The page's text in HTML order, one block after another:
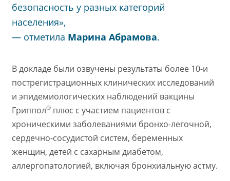
безопасность у разных категорий
населения»,
— отметила Марина Абрамова.
В докладе были озвучены результаты более 10-и
пострегистрационных клинических исследований
и эпидемиологических наблюдений вакцины
Гриппол®плюс с участием пациентов с
хроническими заболеваниями бронхо-легочной,
сердечно-сосудистой систем, беременных
женщин, детей с сахарным диабетом,
аллергопатологией, включая бронхиальную астму.